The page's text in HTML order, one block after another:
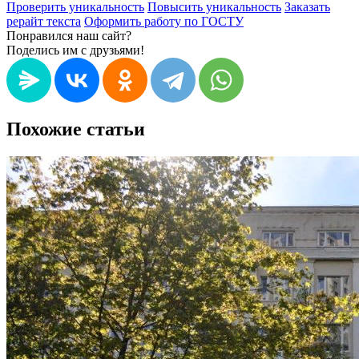
Проверить уникальность Повысить уникальность Заказать
рерайт текста Оформить работу по ГОСТУ
Понравился наш сайт?
Поделись им с друзьями!
Похожие статьи